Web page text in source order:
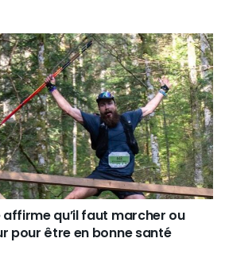
affirme qu’il faut marcher ou
pour être en bonne santé